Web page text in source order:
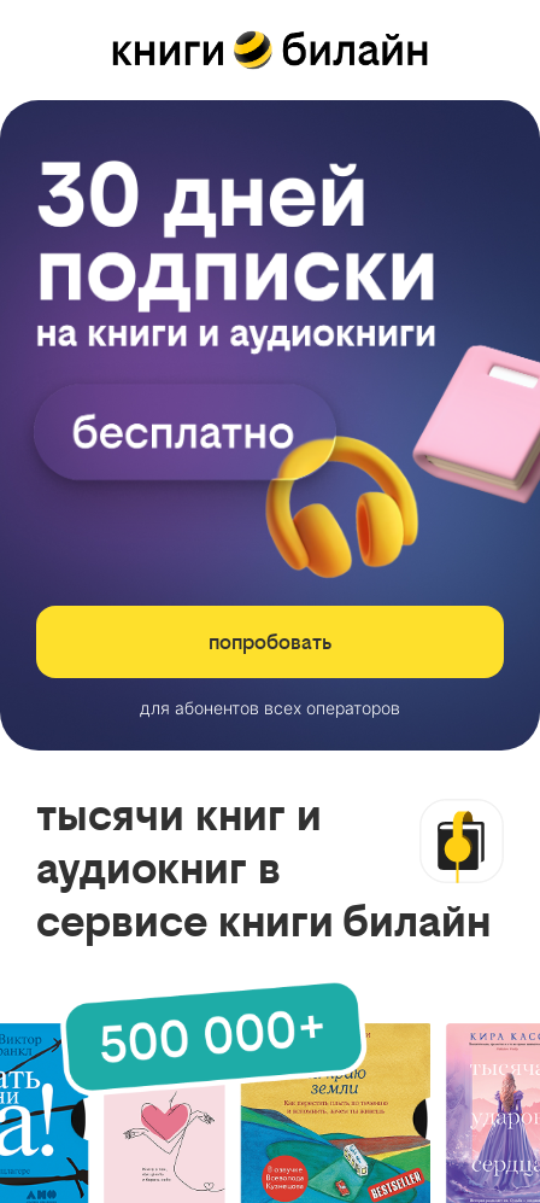
попробовать
для абонентов всех операторов
тысячи книг и
аудиокниг в
сервисе книги билайн